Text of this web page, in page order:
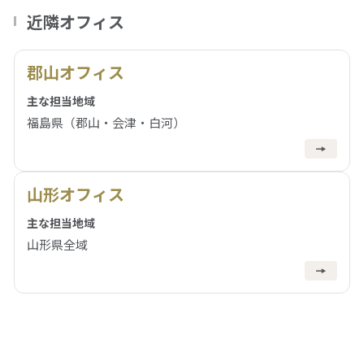
近隣オフィス
郡山オフィス
主な担当地域
福島県（郡山・会津・白河）
山形オフィス
主な担当地域
山形県全域